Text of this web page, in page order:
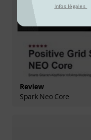
Infos légales
Review
Spark Neo Core